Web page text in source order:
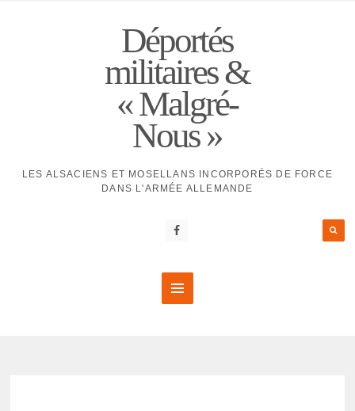
Déportés
militaires &
« Malgré-
Nous »
LES ALSACIENS ET MOSELLANS INCORPORÉS DE FORCE
DANS L'ARMÉE ALLEMANDE